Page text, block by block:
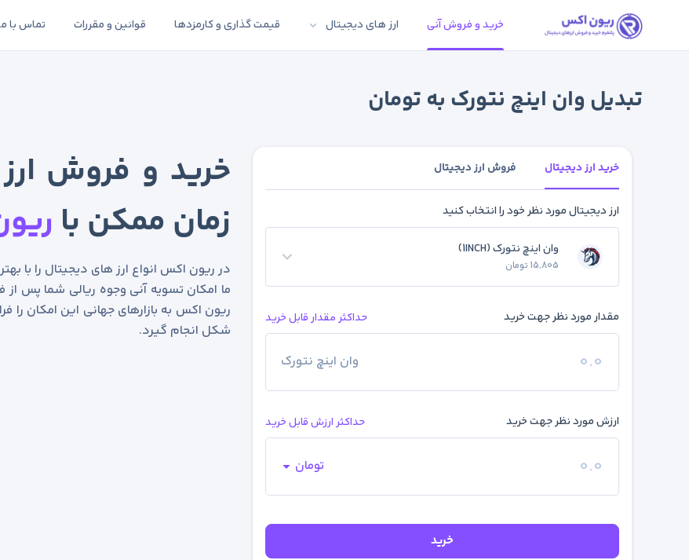
خرید و فروش آنی ارز های دیجیتال قیمت گذاری و کارمزدها قوانین و مقررات تماس با
تبدیل وان اینچ نتورک به تومان
خرید و فروش
زمان ممکن با
در ریون اکس انواع ارز های دیجیتال را با
ما امکان تسویه آنی وجوه ریالی شما پس
ریون اکس به بازارهای جهانی این امکان را
شکل انجام گیرد.
خرید ارز دیجیتال فروش ارز دیجیتال
ارز دیجیتال مورد نظر خود را انتخاب کنید
وان اینچ نتورک (1INCH)
15,805 تومان
مقدار مورد نظر جهت خرید حداکثر مقدار قابل خرید
وان اینچ نتورک
ارزش مورد نظر جهت خرید حداکثر ارزش قابل خرید
تومان
خرید